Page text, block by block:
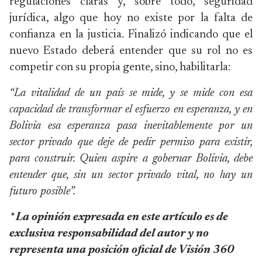
jurídica, algo que hoy no existe por la falta de
confianza en la justicia. Finalizó indicando que el
nuevo Estado deberá entender que su rol no es
competir con su propia gente, sino, habilitarla:
“La vitalidad de un país se mide, y se mide con esa
capacidad de transformar el esfuerzo en esperanza, y en
Bolivia esa esperanza pasa inevitablemente por un
sector privado que deje de pedir permiso para existir,
para construir. Quien aspire a gobernar Bolivia, debe
entender que, sin un sector privado vital, no hay un
futuro posible”.
* La opinión expresada en este artículo es de
exclusiva responsabilidad del autor y no
representa una posición oficial de Visión 360